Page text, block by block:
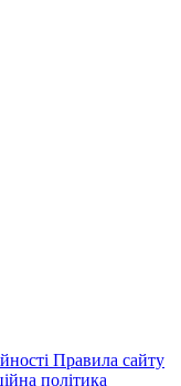
Правила сайту
політика